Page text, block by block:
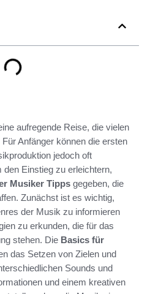
aufregende Reise, die vielen
Anfänger können die ersten
jedoch oft
Einstieg zu erleichtern,
Musiker Tipps gegeben, die
Zunächst ist es wichtig,
der Musik zu informieren
zu erkunden, die für das
stehen. Die Basics für
das Setzen von Zielen und
Sounds und
und einem kreativen